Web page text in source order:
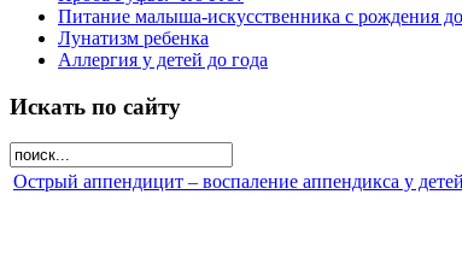
Питание малыша-искусственника с рождения
Лунатизм ребенка
Аллергия у детей до года
Искать по сайту
Острый аппендицит – воспаление аппендикса у детей